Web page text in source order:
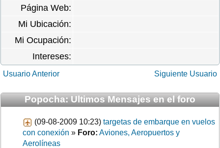
Página Web:
Mi Ubicación:
Mi Ocupación:
Intereses:
Usuario Anterior Siguiente Usuario
Popocha: Ultimos Mensajes en el foro
(09-08-2009 10:23) targetas de embarque en vuelos
con conexión » Foro: Aviones, Aeropuertos y
Aerolíneas